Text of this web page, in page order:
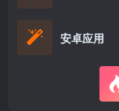
安卓应用